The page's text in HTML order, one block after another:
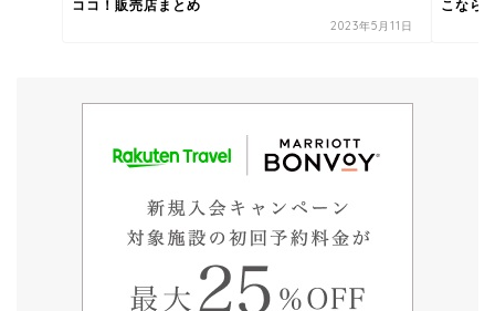
ココ！販売店まとめ
2023年5月11日
こなら